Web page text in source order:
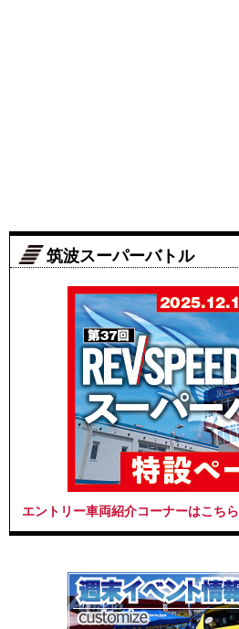
筑波スーパーバトル
エントリー車両紹介コーナーはこちら